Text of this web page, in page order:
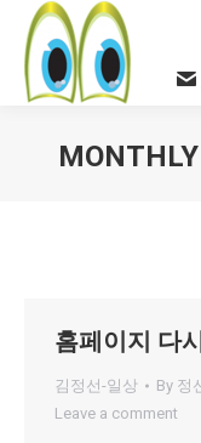
홈페이지 다
김정선-일상 By 정
Leave a comment